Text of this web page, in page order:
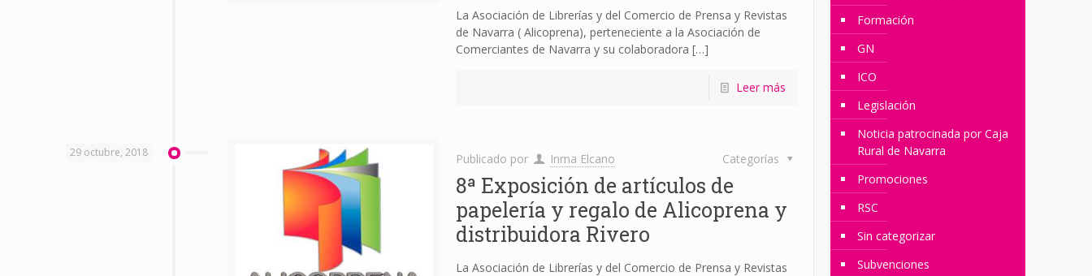
La Asociación de Librerías y del Comercio de Prensa y Revistas
de Navarra ( Alicoprena), perteneciente a la Asociación de
Comerciantes de Navarra y su colaboradora […]
Leer más
29 octubre, 2018 Publicado por Inma Elcano Categorías
8ª Exposición de artículos de
papelería y regalo de Alicoprena y
distribuidora Rivero
La Asociación de Librerías y del Comercio de Prensa y Revistas
Formación
GN
ICO
Legislación
Noticia patrocinada por Caja
Rural de Navarra
Promociones
RSC
Sin categorizar
Subvenciones